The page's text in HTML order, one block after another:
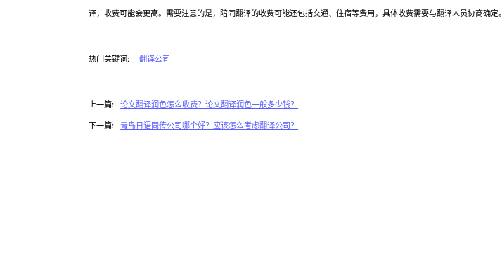
译，收费可能会更高。需要注意的是，陪同翻译的收费可能还包括交通、住宿等费用，具体收费需要与翻译人员协商确定。
热门关键词: 翻译公司
上一篇: 论文翻译润色怎么收费？论文翻译润色一般多少钱？
下一篇: 青岛日语同传公司哪个好？应该怎么考虑翻译公司？